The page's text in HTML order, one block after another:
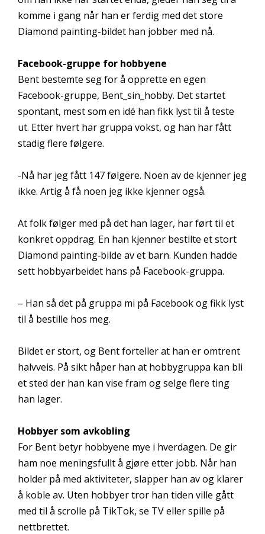
komme i gang når han er ferdig med det store
Diamond painting-bildet han jobber med nå.
Facebook-gruppe for hobbyene
Bent bestemte seg for å opprette en egen
Facebook-gruppe, Bent_sin_hobby. Det startet
spontant, mest som en idé han fikk lyst til å teste
ut. Etter hvert har gruppa vokst, og han har fått
stadig flere følgere.
-Nå har jeg fått 147 følgere. Noen av de kjenner jeg
ikke. Artig å få noen jeg ikke kjenner også.
At folk følger med på det han lager, har ført til et
konkret oppdrag. En han kjenner bestilte et stort
Diamond painting‑bilde av et barn. Kunden hadde
sett hobbyarbeidet hans på Facebook-gruppa.
– Han så det på gruppa mi på Facebook og fikk lyst
til å bestille hos meg.
Bildet er stort, og Bent forteller at han er omtrent
halvveis. På sikt håper han at hobbygruppa kan bli
et sted der han kan vise fram og selge flere ting
han lager.
Hobbyer som avkobling
For Bent betyr hobbyene mye i hverdagen. De gir
ham noe meningsfullt å gjøre etter jobb. Når han
holder på med aktiviteter, slapper han av og klarer
å koble av. Uten hobbyer tror han tiden ville gått
med til å scrolle på TikTok, se TV eller spille på
nettbrettet.